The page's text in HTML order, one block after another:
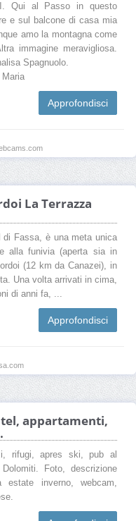
Qui al Passo in questo
e sul balcone di casa mia
amo la montagna come
immagine meravigliosa.
Spagnuolo.
Approfondisci
La Terrazza
Fassa, è una meta unica
alla funivia (aperta sia in
(12 km da Canazei), in
Una volta arrivati in cima,
di anni fa, ...
Approfondisci
appartamenti,
rifugi, apres ski, pub al
Foto, descrizione
inverno, webcam,